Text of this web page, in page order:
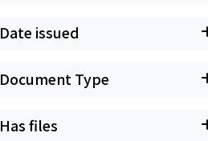
Date issued
Document Type
Has files